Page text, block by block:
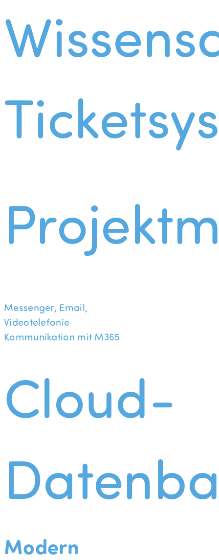
Messenger, Email,
Videotelefonie
Kommunikation mit M365
Cloud-
Modern